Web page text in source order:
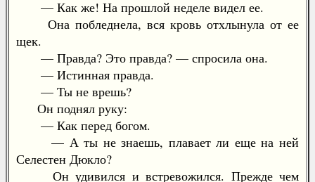
— Как же! На прошлой неделе видел ее.
Она побледнела, вся кровь отхлынула от ее
щек.
— Правда? Это правда? — спросила она.
— Истинная правда.
— Ты не врешь?
Он поднял руку:
— Как перед богом.
— А ты не знаешь, плавает ли еще на ней
Селестен Дюкло?
Он удивился и встревожился. Прежде чем